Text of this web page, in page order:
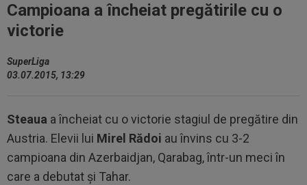
Campioana a încheiat pregătirile cu o
victorie
SuperLiga
03.07.2015, 13:29
Steaua a încheiat cu o victorie stagiul de pregătire din
Austria. Elevii lui Mirel Rădoi au învins cu 3-2
campioana din Azerbaidjan, Qarabag, într-un meci în
care a debutat şi Tahar.